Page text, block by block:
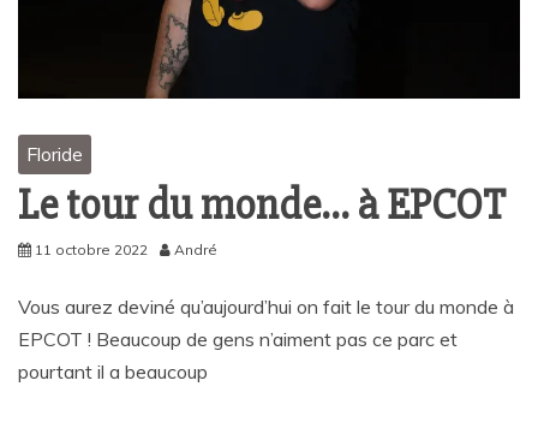
Floride
Le tour du monde… à EPCOT
11 octobre 2022 André
Vous aurez deviné qu’aujourd’hui on fait le tour du monde à
EPCOT ! Beaucoup de gens n’aiment pas ce parc et
pourtant il a beaucoup